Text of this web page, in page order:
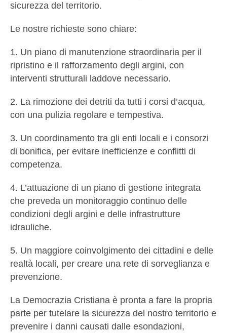
sicurezza del territorio.
Le nostre richieste sono chiare:
1. Un piano di manutenzione straordinaria per il
ripristino e il rafforzamento degli argini, con
interventi strutturali laddove necessario.
2. La rimozione dei detriti da tutti i corsi d’acqua,
con una pulizia regolare e tempestiva.
3. Un coordinamento tra gli enti locali e i consorzi
di bonifica, per evitare inefficienze e conflitti di
competenza.
4. L’attuazione di un piano di gestione integrata
che preveda un monitoraggio continuo delle
condizioni degli argini e delle infrastrutture
idrauliche.
5. Un maggiore coinvolgimento dei cittadini e delle
realtà locali, per creare una rete di sorveglianza e
prevenzione.
La Democrazia Cristiana è pronta a fare la propria
parte per tutelare la sicurezza del nostro territorio e
prevenire i danni causati dalle esondazioni,